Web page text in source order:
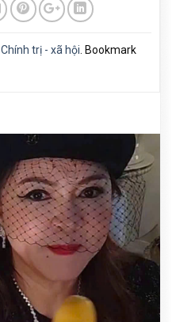
Chính trị - xã hội . Bookmark